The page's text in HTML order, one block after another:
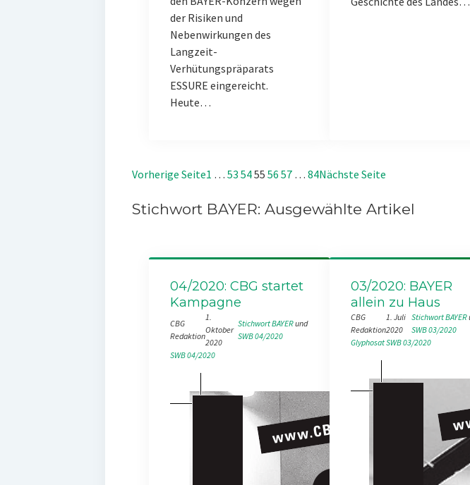
der Risiken und
Nebenwirkungen des
Langzeit-
Verhütungspräparats
ESSURE eingereicht.
Heute…
Vorherige Seite1 … 53 5455 56 57 … 84Nächste Seite
Stichwort BAYER: Ausgewählte Artikel
04/2020: CBG startet
Kampagne
CBG
Redaktion
1.
Oktober
2020
Stichwort BAYER
und
SWB 04/2020
SWB 04/2020
03/2020: BAYER
allein zu Haus
CBG
Redaktion
1. Juli
2020
Stichwort BAYER
SWB 03/2020
GlyphosatSWB 03/2020